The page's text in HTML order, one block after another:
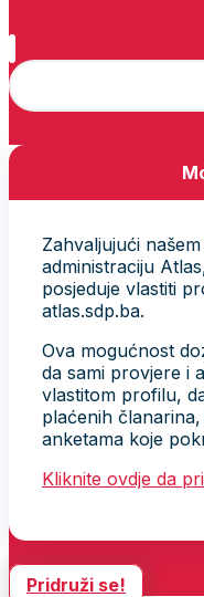
Zahvaljujući
administraciju
posjeduje vlastiti
atlas.sdp.ba.
Ova mogućnost
da sami provjere i
vlastitom profilu,
plaćenih
anketama koje
Kliknite ovdje da
Pridruži se!